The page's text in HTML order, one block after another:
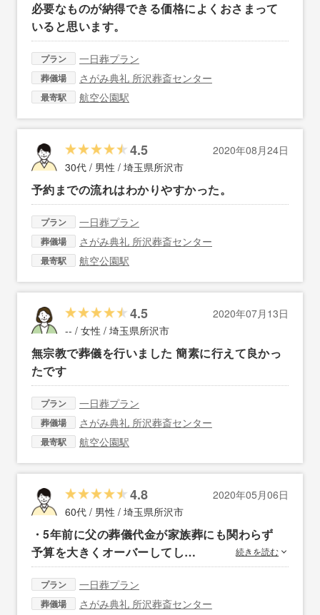
必要なものが納得できる価格によくおさまって
いると思います。
プラン 一日葬プラン
葬儀場 さがみ典礼 所沢葬斎センター
最寄駅 航空公園駅
4.5
2020年08月24日
30代 / 男性 / 埼玉県所沢市
予約までの流れはわかりやすかった。
プラン 一日葬プラン
葬儀場 さがみ典礼 所沢葬斎センター
最寄駅 航空公園駅
4.5
2020年07月13日
-- / 女性 / 埼玉県所沢市
無宗教で葬儀を行いました 簡素に行えて良かっ
たです
プラン 一日葬プラン
葬儀場 さがみ典礼 所沢葬斎センター
最寄駅 航空公園駅
4.8
2020年05月06日
60代 / 男性 / 埼玉県所沢市
・5年前に父の葬儀代金が家族葬にも関わらず
予算を大きくオーバーしてし…
続きを読む
プラン 一日葬プラン
葬儀場 さがみ典礼 所沢葬斎センター